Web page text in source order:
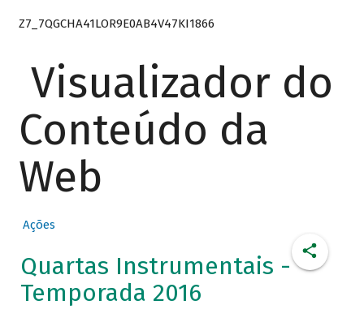
Z7_7QGCHA41LOR9E0AB4V47KI1866
Visualizador do
Conteúdo da
Web
Ações
Quartas Instrumentais -
Temporada 2016